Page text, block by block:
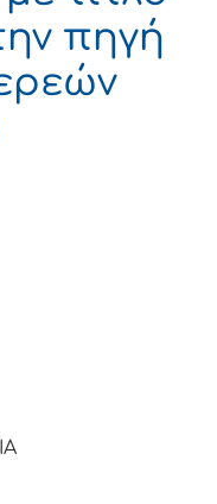
πηγή